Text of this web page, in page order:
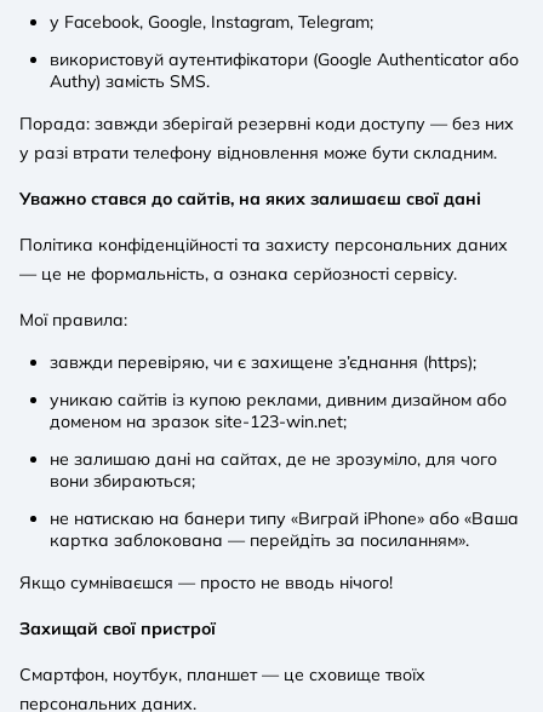
у Facebook, Google, Instagram, Telegram;
використовуй аутентифікатори (Google Authenticator або
Authy) замість SMS.
Порада: завжди зберігай резервні коди доступу — без них
у разі втрати телефону відновлення може бути складним.
Уважно стався до сайтів, на яких залишаєш свої дані
Політика конфіденційності та захисту персональних даних
— це не формальність, а ознака серйозності сервісу.
Мої правила:
завжди перевіряю, чи є захищене з’єднання (https);
уникаю сайтів із купою реклами, дивним дизайном або
доменом на зразок site-123-win.net;
не залишаю дані на сайтах, де не зрозуміло, для чого
вони збираються;
не натискаю на банери типу «Виграй iPhone» або «Ваша
картка заблокована — перейдіть за посиланням».
Якщо сумніваєшся — просто не вводь нічого!
Захищай свої пристрої
Смартфон, ноутбук, планшет — це сховище твоїх
персональних даних.